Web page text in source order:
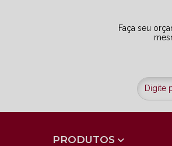
Faça seu
PRODUTOS